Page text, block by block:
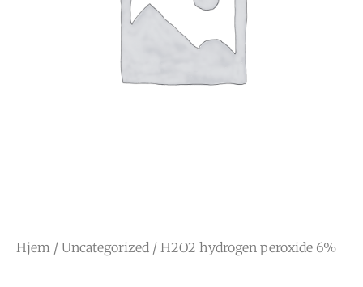
Hjem / Uncategorized / H2O2 hydrogen peroxide 6%